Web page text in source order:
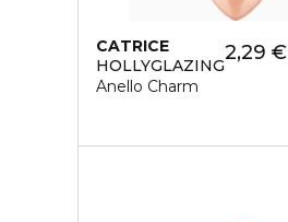
CATRICE
HOLLYGLAZING
Anello Charm
2,29 €